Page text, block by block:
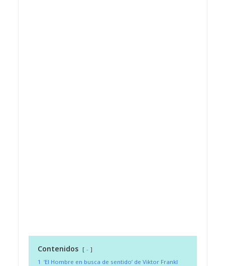
Contenidos
-
1 ‘El Hombre en busca de sentido’ de Viktor Frankl